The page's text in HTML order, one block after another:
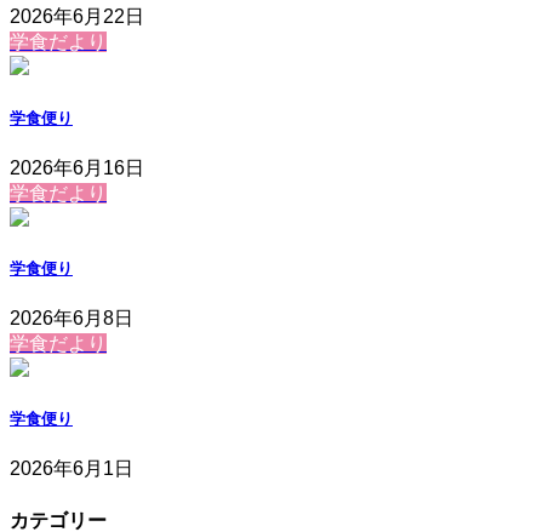
2026年6月22日
学食だより
学食便り
2026年6月16日
学食だより
学食便り
2026年6月8日
学食だより
学食便り
2026年6月1日
カテゴリー